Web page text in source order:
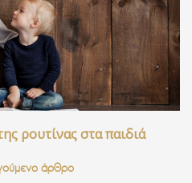
ρουτίνας στα παιδιά
άρθρο